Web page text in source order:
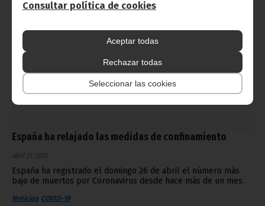
Consultar política de cookies
Aceptar todas
Rechazar todas
Seleccionar las cookies
España ha relajado las medidas de confinamiento
abril 27, 2020
España ha registrado el domingo 26 de abril el número más
bajo de muertos por Coronavirus desde hace más de un mes.
Noticias COVID-19